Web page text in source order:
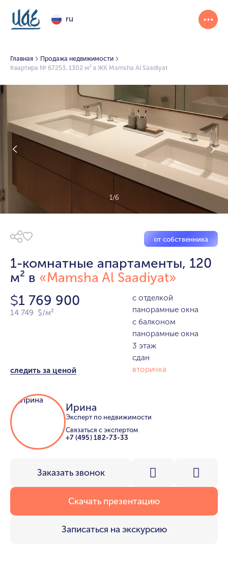
ru
Главная
Продажа недвижимости
Квартира № 67253, 1302 м² в ЖК Mamsha Al Saadiyat
1-комнатные апартаменты, 120
м² в «Mamsha Al Saadiyat»
от собственника
1/6
$1 769 900
14 749 $/м²
следить за ценой
с отделкой
панорамные окна
с балконом
панорамные окна
3 этаж
сдан
вторичка
Ирина
Эксперт по недвижимости
Связаться с экспертом
+7 (495) 182-73-33
Заказать звонок
Записаться на экскурсию
Скачать презентацию